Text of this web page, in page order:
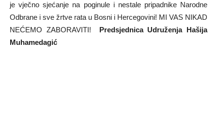
je vječno sjećanje na poginule i nestale pripadnike Narodne
Odbrane i sve žrtve rata u Bosni i Hercegovini! MI VAS NIKAD
NEĆEMO ZABORAVITI! Predsjednica Udruženja Hašija
Muhamedagić